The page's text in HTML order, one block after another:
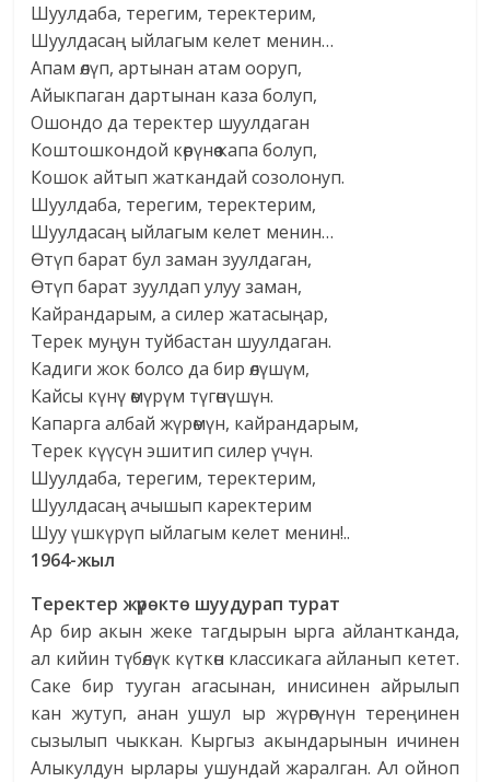
Шуулдаба, терегим, теректерим,
Шуулдасаң ыйлагым келет менин…
Апам өлүп, артынан атам ооруп,
Айыкпаган дартынан каза болуп,
Ошондо да теректер шуулдаган
Коштошкондой көрүнөө капа болуп,
Кошок айтып жаткандай созолонуп.
Шуулдаба, терегим, теректерим,
Шуулдасаң ыйлагым келет менин…
Өтүп барат бул заман зуулдаган,
Өтүп барат зуулдап улуу заман,
Кайрандарым, а силер жатасыңар,
Терек муңун туйбастан шуулдаган.
Кадиги жок болсо да бир өлүшүм,
Кайсы күнү өмүрүм түгөнүшүн.
Капарга албай жүрөмүн, кайрандарым,
Терек күүсүн эшитип силер үчүн.
Шуулдаба, терегим, теректерим,
Шуулдасаң ачышып каректерим
Шуу үшкүрүп ыйлагым келет менин!..
1964-жыл
Теректер жүрөктө шуудурап турат
Ар бир акын жеке тагдырын ырга айлантканда,
ал кийин түбөлүк күткөн классикага айланып кетет.
Саке бир тууган агасынан, инисинен айрылып
кан жутуп, анан ушул ыр жүрөгүнүн тереңинен
сызылып чыккан. Кыргыз акындарынын ичинен
Алыкулдун ырлары ушундай жаралган. Ал ойноп